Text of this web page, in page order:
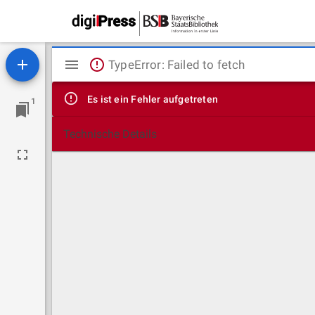
1
Mirador
Viewer
TypeError: Failed to fetch
Es ist ein Fehler aufgetreten
Technische Details